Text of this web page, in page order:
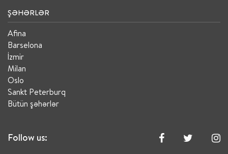
ŞƏHƏRLƏR
Afina
Barselona
İzmir
Milan
Oslo
Sankt Peterburq
Bütün şəhərlər
Follow us: